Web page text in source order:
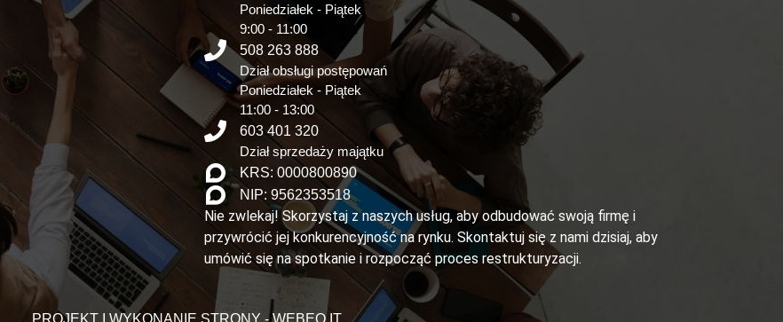
Poniedziałek - Piątek
9:00 - 11:00
508 263 888
Dział obsługi postępowań
Poniedziałek - Piątek
11:00 - 13:00
603 401 320
Dział sprzedaży majątku
KRS: 0000800890
NIP: 9562353518
Nie zwlekaj! Skorzystaj z naszych usług, aby odbudować swoją firmę i
przywrócić jej konkurencyjność na rynku. Skontaktuj się z nami dzisiaj, aby
umówić się na spotkanie i rozpocząć proces restrukturyzacji.